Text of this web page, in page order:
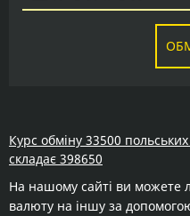
Курс обміну 33500
складає 398650
На нашому сайті ви можете
валюту на іншу за